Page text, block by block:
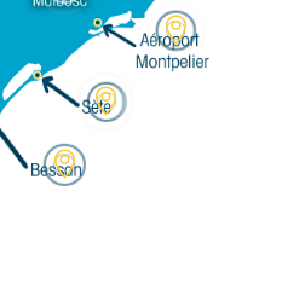


